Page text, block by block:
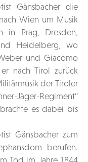
Gänsbacher die
Wien um Musik
in Prag, Dresden,
Heidelberg, wo
und Giacomo
nach Tirol zurück
der Tiroler
Jäger-Regiment“
es dabei bis
Gänsbacher zum
berufen.